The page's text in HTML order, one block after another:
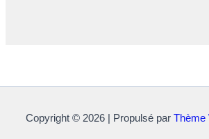
Copyright © 2026 | Propulsé par Thème